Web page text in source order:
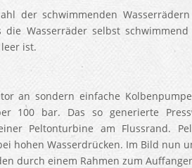
der schwimmenden
die Wasserräder selbst
ist.
an sondern einfache
100 bar. Das so generierte
Peltonturbine am Flussrand.
hohen Wasserdrücken. Im Bild nun
durch einem Rahmen zum